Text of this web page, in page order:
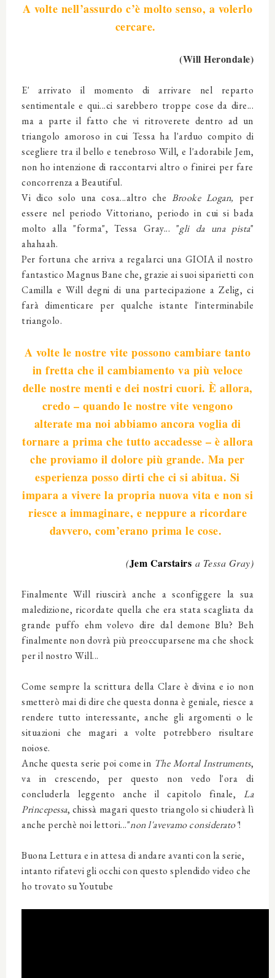
A volte nell’assurdo c’è molto senso, a volerlo
cercare.
(Will Herondale)
E' arrivato il momento di arrivare nel reparto
sentimentale e qui...ci sarebbero troppe cose da dire...
ma a parte il fatto che vi ritroverete dentro ad un
triangolo amoroso in cui Tessa ha l'arduo compito di
scegliere tra il bello e tenebroso Will, e l'adorabile Jem,
non ho intenzione di raccontarvi altro o finirei per fare
concorrenza a Beautiful.
Vi dico solo una cosa...altro cheBrooke Logan, per
essere nel periodo Vittoriano, periodo in cui si bada
molto alla "forma", Tessa Gray... "gli da una pista"
ahahaah.
Per fortuna che arriva a regalarci una GIOIA il nostro
fantastico Magnus Bane che, grazie ai suoi siparietti con
Camilla e Will degni di una partecipazione a Zelig, ci
farà dimenticare per qualche istante l'interminabile
triangolo.
A volte le nostre vite possono cambiare tanto
in fretta che il cambiamento va più veloce
delle nostre menti e dei nostri cuori. È allora,
credo – quando le nostre vite vengono
alterate ma noi abbiamo ancora voglia di
tornare a prima che tutto accadesse – è allora
che proviamo il dolore più grande. Ma per
esperienza posso dirti che ci si abitua. Si
impara a vivere la propria nuova vita e non si
riesce a immaginare, e neppure a ricordare
davvero, com’erano prima le cose.
(Jem Carstairs a Tessa Gray)
Finalmente Will riuscirà anche a sconfiggere la sua
maledizione, ricordate quella che era stata scagliata da
grande puffo ehm volevo dire dal demone Blu? Beh
finalmente non dovrà più preoccuparsene ma che shock
per il nostro Will...
Come sempre la scrittura della Clare è divina e io non
smetterò mai di dire che questa donna è geniale, riesce a
rendere tutto interessante, anche gli argomenti o le
situazioni che magari a volte potrebbero risultare
noiose.
Anche questa serie poi come in The Mortal Instruments,
va in crescendo, per questo non vedo l'ora di
concluderla leggento anche il capitolo finale, La
Princepessa, chissà magari questo triangolo si chiuderà lì
anche perchè noi lettori..."non l'avevamo considerato"!
Buona Lettura e in attesa di andare avanti con la serie,
intanto rifatevi gli occhi con questo splendido video che
ho trovato su Youtube